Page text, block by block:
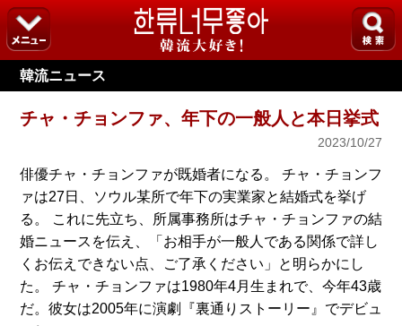
韓流ニュース
チャ・チョンファ、年下の一般人と本日挙式
2023/10/27
俳優チャ・チョンファが既婚者になる。 チャ・チョンフ
ァは27日、ソウル某所で年下の実業家と結婚式を挙げ
る。 これに先立ち、所属事務所はチャ・チョンファの結
婚ニュースを伝え、「お相手が一般人である関係で詳し
くお伝えできない点、ご了承ください」と明らかにし
た。 チャ・チョンファは1980年4月生まれで、今年43歳
だ。彼女は2005年に演劇『裏通りストーリー』でデビュ